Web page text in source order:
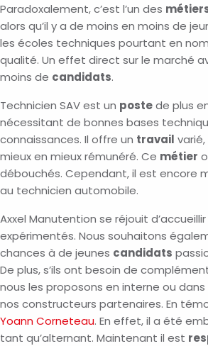
Paradoxalement, c’est l’un des
alors qu’il y a de moins en moins de
les écoles techniques pourtant en
qualité. Un effet direct sur le marché
moins de candidats.
Technicien SAV est un postede plus
nécessitant de bonnes bases
connaissances. Il offre un travail
mieux en mieux rémunéré. Ce métier
débouchés. Cependant, il est encore
au technicien automobile.
Axxel Manutention se réjouit
expérimentés. Nous souhaitons
chances à de jeunes candidats
De plus, s’ils ont besoin de
nous les proposons en interne ou
nos constructeurs partenaires. En
Yoann Corneteau. En effet, il a été
tant qu’alternant. Maintenant il est